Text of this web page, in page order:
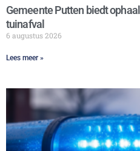
Gemeente Putten biedt
tuinafval
6 augustus 2026
Lees meer »